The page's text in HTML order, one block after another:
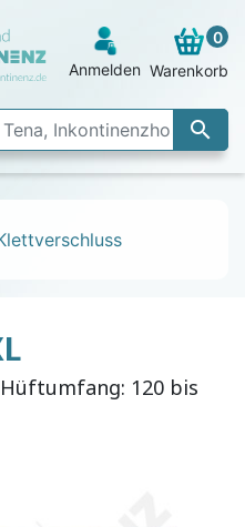

Anmelden
0
Warenkorb
120 bis